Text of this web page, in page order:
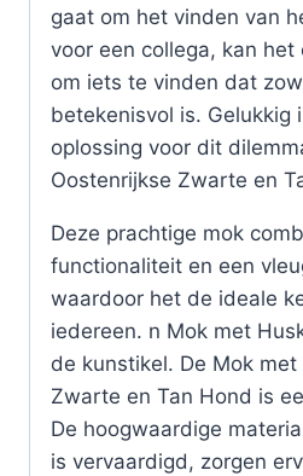
gaat om het vinden van
voor een collega, kan het
om iets te vinden dat
betekenisvol is. Gelukkig
oplossing voor dit
Oostenrijkse Zwarte en
Deze prachtige mok
functionaliteit en een
waardoor het de ideale
iedereen. n Mok met
de kunstikel. De Mok met
Zwarte en Tan Hond is
De hoogwaardige
is vervaardigd, zorgen